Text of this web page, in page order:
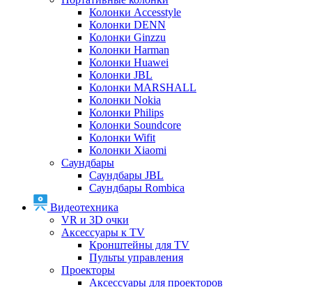
Колонки Accesstyle
Колонки DENN
Колонки Ginzzu
Колонки Harman
Колонки Huawei
Колонки JBL
Колонки MARSHALL
Колонки Nokia
Колонки Philips
Колонки Soundcore
Колонки Wifit
Колонки Xiaomi
Саундбары
Саундбары JBL
Саундбары Rombica
Видеотехника
VR и 3D очки
Аксессуары к TV
Кронштейны для TV
Пульты управления
Проекторы
Аксессуары для проекторов